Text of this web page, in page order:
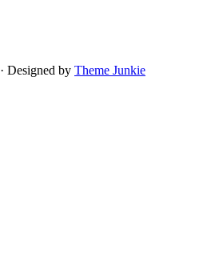
· Designed by Theme Junkie